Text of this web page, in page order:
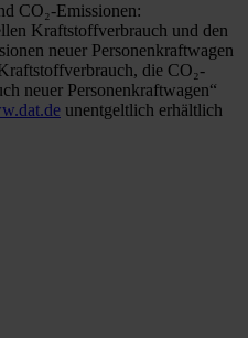
CO₂-Emissionen:
Kraftstoffverbrauch und den
neuer Personenkraftwagen
die CO₂-
neuer Personenkraftwagen“
unentgeltlich erhältlich